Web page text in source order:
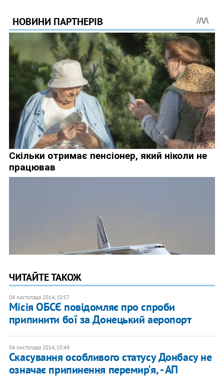
ЧИТАЙТЕ ТАКОЖ
04 листопада 2014, 10:57
Місія ОБСЄ повідомляє про спроби
припинити бої за Донецький аеропорт
04 листопада 2014, 10:49
Скасування особливого статусу Донбасу не
означає припинення перемир'я, - АП